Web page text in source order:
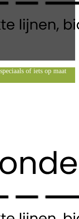
of iets op maat